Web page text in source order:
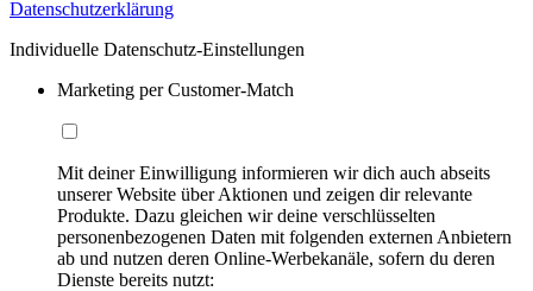
Datenschutzerklärung
Individuelle Datenschutz-Einstellungen
Marketing per Customer-Match
Mit deiner Einwilligung informieren wir dich auch abseits
unserer Website über Aktionen und zeigen dir relevante
Produkte. Dazu gleichen wir deine verschlüsselten
personenbezogenen Daten mit folgenden externen Anbietern
ab und nutzen deren Online-Werbekanäle, sofern du deren
Dienste bereits nutzt: